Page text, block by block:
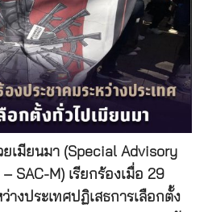
เมียนมา (Special Advisory
SAC-M) เรียกร้องเมื่อ 29
างประเทศปฏิเสธการเลือกตั้ง